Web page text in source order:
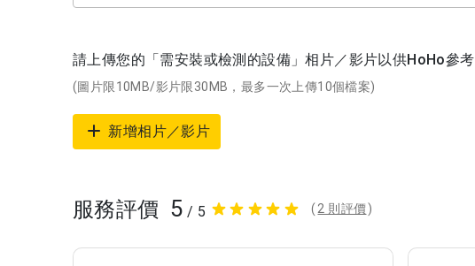
請上傳您的「需安裝或檢測的設備」相片／影片以供HoHo參考
(圖片限10MB/影片限30MB，最多一次上傳10個檔案)
新增相片／影片
服務評價 5 / 5 ( 2 則評價 )